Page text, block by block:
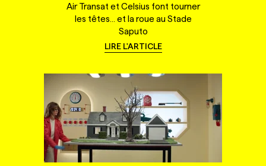
Air Transat et Celsius font tourner
les têtes... et la roue au Stade
Saputo
LIRE L'ARTICLE